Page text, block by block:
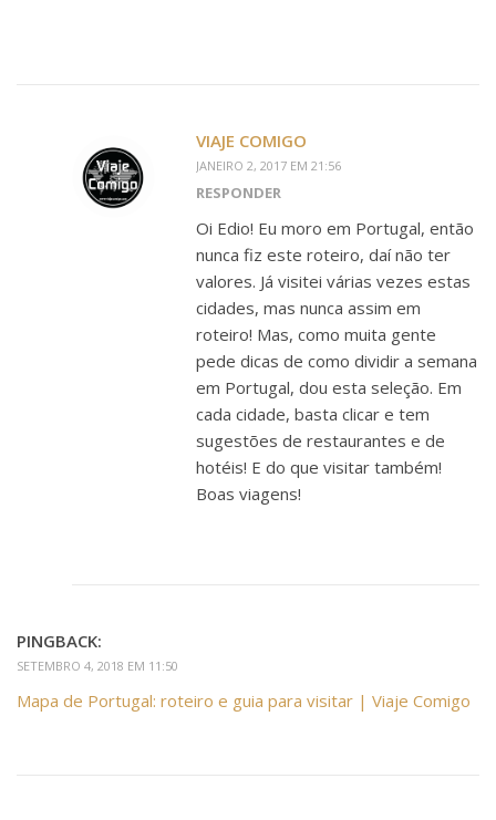
VIAJE COMIGO
JANEIRO 2, 2017 EM 21:56
RESPONDER
Oi Edio! Eu moro em Portugal, então
nunca fiz este roteiro, daí não ter
valores. Já visitei várias vezes estas
cidades, mas nunca assim em
roteiro! Mas, como muita gente
pede dicas de como dividir a semana
em Portugal, dou esta seleção. Em
cada cidade, basta clicar e tem
sugestões de restaurantes e de
hotéis! E do que visitar também!
Boas viagens!
PINGBACK:
SETEMBRO 4, 2018 EM 11:50
Mapa de Portugal: roteiro e guia para visitar | Viaje Comigo